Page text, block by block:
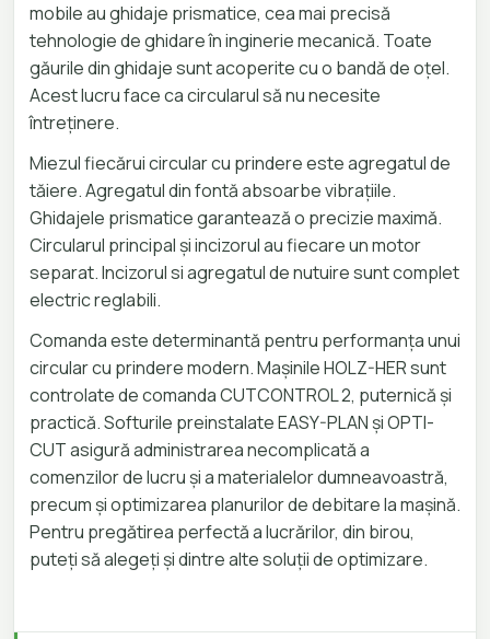
mobile au ghidaje prismatice, cea mai precisă
tehnologie de ghidare în inginerie mecanică. Toate
găurile din ghidaje sunt acoperite cu o bandă de oțel.
Acest lucru face ca circularul să nu necesite
întreținere.
Miezul fiecărui circular cu prindere este agregatul de
tăiere. Agregatul din fontă absoarbe vibrațiile.
Ghidajele prismatice garantează o precizie maximă.
Circularul principal și incizorul au fiecare un motor
separat. Incizorul si agregatul de nutuire sunt complet
electric reglabili.
Comanda este determinantă pentru performanța unui
circular cu prindere modern. Mașinile HOLZ-HER sunt
controlate de comanda CUTCONTROL 2, puternică și
practică. Softurile preinstalate EASY-PLAN și OPTI-
CUT asigură administrarea necomplicată a
comenzilor de lucru și a materialelor dumneavoastră,
precum și optimizarea planurilor de debitare la mașină.
Pentru pregătirea perfectă a lucrărilor, din birou,
puteți să alegeți și dintre alte soluții de optimizare.